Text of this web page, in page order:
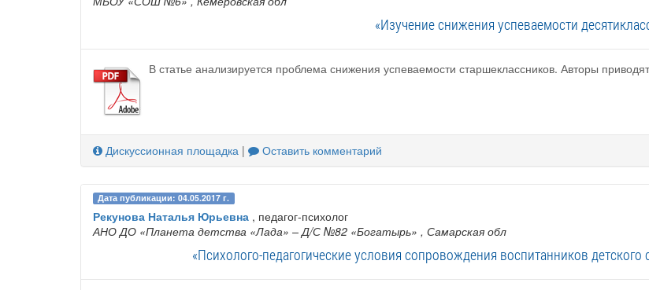
«Изучение снижения успеваемости
В статье анализируется проблема снижения успеваемости старшеклассников. Авторы
Дискуссионная площадка | Оставить комментарий
Дата публикации: 04.05.2017 г.
Рекунова Наталья Юрьевна , педагог-психолог
АНО ДО «Планета детства «Лада» – Д/С №82 «Богатырь» , Самарская обл
«Психолого-педагогические условия сопровождения воспитанников